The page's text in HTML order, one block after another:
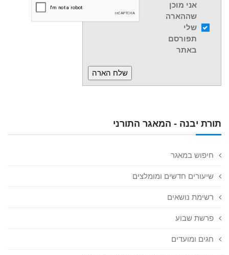
תורת יבנה - המאגר התורני
חיפוש במאגר
שיעורים חדשים ומומלצים
רשימת נושאים
פרשת שבוע
חגים ומועדים
אני מוכן
שההארה
שלי
תפורסם
באתר